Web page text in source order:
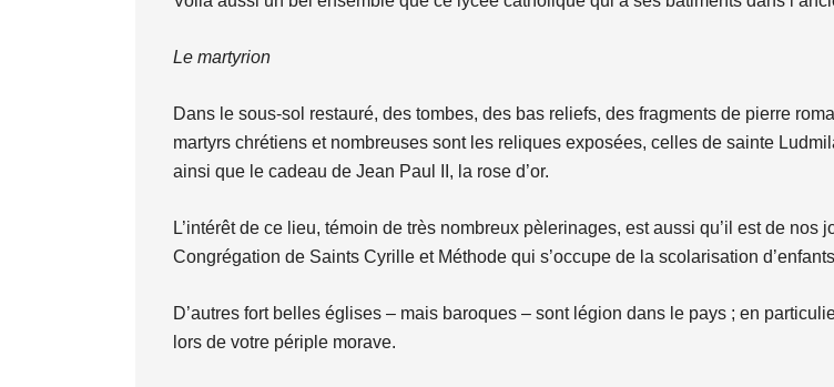
Le martyrion
Dans le sous-sol restauré, des tombes, des bas reliefs, des fragments de pierre
martyrs chrétiens et nombreuses sont les reliques exposées, celles de sainte
ainsi que le cadeau de Jean Paul II, la rose d’or.
L’intérêt de ce lieu, témoin de très nombreux pèlerinages, est aussi qu’il est de
Congrégation de Saints Cyrille et Méthode qui s’occupe de la scolarisation
D’autres fort belles églises – mais baroques – sont légion dans le pays ; en
lors de votre périple morave.